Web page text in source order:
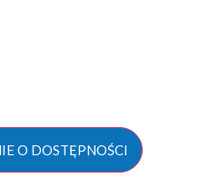
O DOSTĘPNOŚCI